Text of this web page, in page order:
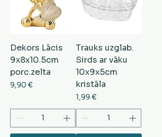
Dekors Lācis
9x8x10.5cm
porc.zelta
Cena
9,90 €
Trauks uzglab.
Sirds ar vāku
10x9x5cm
kristāla
Cena
1,99 €